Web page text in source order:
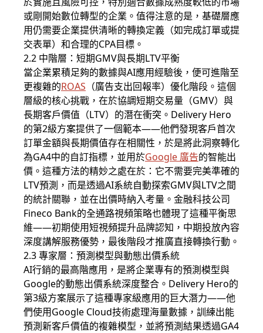
或剛開始數位轉型的企業。值得注意的是，基礎層應
用仍需要企業提供清晰的轉換定義（如完成訂單或提
交表單）和合理的CPA目標。
2.2 中階層：短期GMV與長期LTV平衡
當企業累積足夠的數據與AI應用經驗後，便可進階至
更複雜的ROAS （廣告支出回報率）優化階段。這個
層級的核心挑戰，在於協調短期交易量（GMV）與
長期客戶價值（LTV）的潛在衝突。Delivery Hero
的第2級方案提供了一個範本——他們發現客戶首次
訂單金額與長期價值存在相關性，於是將此洞察轉化
為GA4中的自訂指標，並用於Google 廣告的智能出
價。這種方法的精妙之處在於：它不需要完美準確的
LTV預測，而是透過AI系統自動探索GMV與LTV之間
的統計關聯，並在出價時納入考量。金融科技公司
Fineco Bank的全通路視頻策略也體現了這種平衡思
維——初期使用短視頻提升品牌認知，中期投放內容
深度講解服務優勢，最後階段才推廣直接轉換行動。
2.3 專家層：預測模型與動態出價系統
AI行銷的最高階應用，是將企業專有的預測模型與
Google的動態出價系統深度整合。Delivery Hero的
第3級方案展示了這種專家級應用的巨大潛力——他
們使用Google Cloud技術處理海量數據，訓練出能
預測新客戶價值的複雜模型，並將預測結果透過GA4